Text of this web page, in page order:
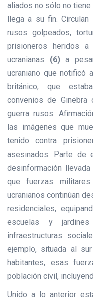
aliados no sólo no
llega a su fin.
rusos golpeados,
prisioneros heridos
ucranianas (6)a
ucraniano que notificó
británico, que
convenios de
guerra rusos.
las imágenes que
tenido contra
asesinados. Parte de
desinformación
que fuerzas
ucranianos continúan
residenciales,
escuelas y
infraestructuras
ejemplo, situada al
habitantes, esas
población civil,
Unido a lo anterior